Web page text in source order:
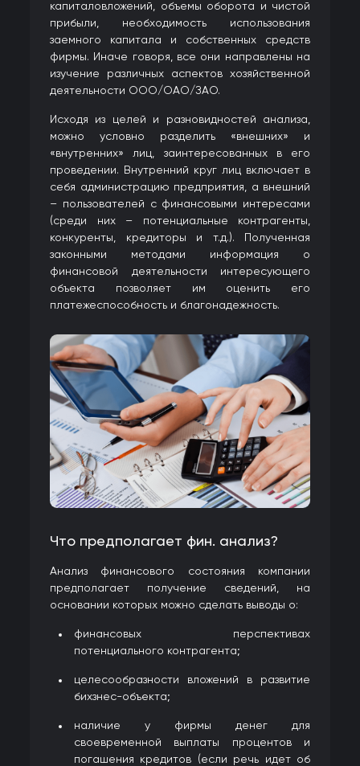
капиталовложений, объемы оборота и чистой
прибыли, необходимость использования
заемного капитала и собственных средств
фирмы. Иначе говоря, все они направлены на
изучение различных аспектов хозяйственной
деятельности ООО/ОАО/ЗАО.
Исходя из целей и разновидностей анализа,
можно условно разделить «внешних» и
«внутренних» лиц, заинтересованных в его
проведении. Внутренний круг лиц включает в
себя администрацию предприятия, а внешний
– пользователей с финансовыми интересами
(среди них – потенциальные контрагенты,
конкуренты, кредиторы и т.д.). Полученная
законными методами информация о
финансовой деятельности интересующего
объекта позволяет им оценить его
платежеспособность и благонадежность.
Что предполагает фин. анализ?
Анализ финансового состояния компании
предполагает получение сведений, на
основании которых можно сделать выводы о:
финансовых перспективах
потенциального контрагента;
целесообразности вложений в развитие
бихзнес-объекта;
наличие у фирмы денег для
своевременной выплаты процентов и
погашения кредитов (если речь идет об